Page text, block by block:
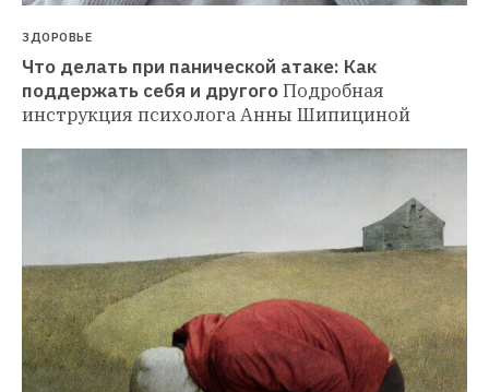
ЗДОРОВЬЕ
Что делать при панической атаке: Как
поддержать себя и другогоПодробная
инструкция психолога Анны Шипициной